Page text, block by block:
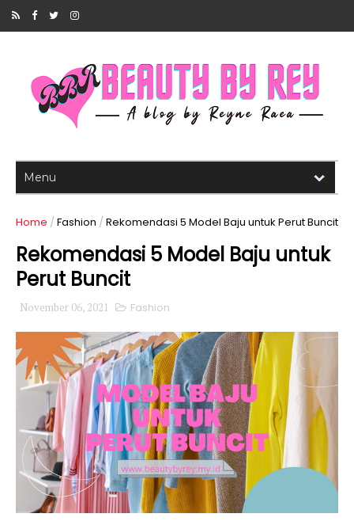
Home / Fashion / Rekomendasi 5 Model Baju untuk Perut Buncit
Rekomendasi 5 Model Baju untuk
Perut Buncit
November 06, 2021 Fashion